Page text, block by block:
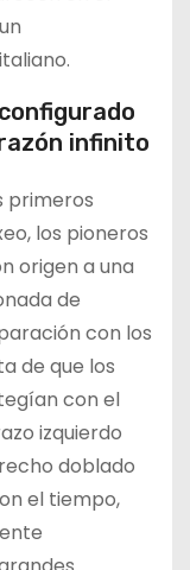
infinito
primeros
los pioneros
origen a una
de
con los
de que los
con el
izquierdo
doblado
el tiempo,